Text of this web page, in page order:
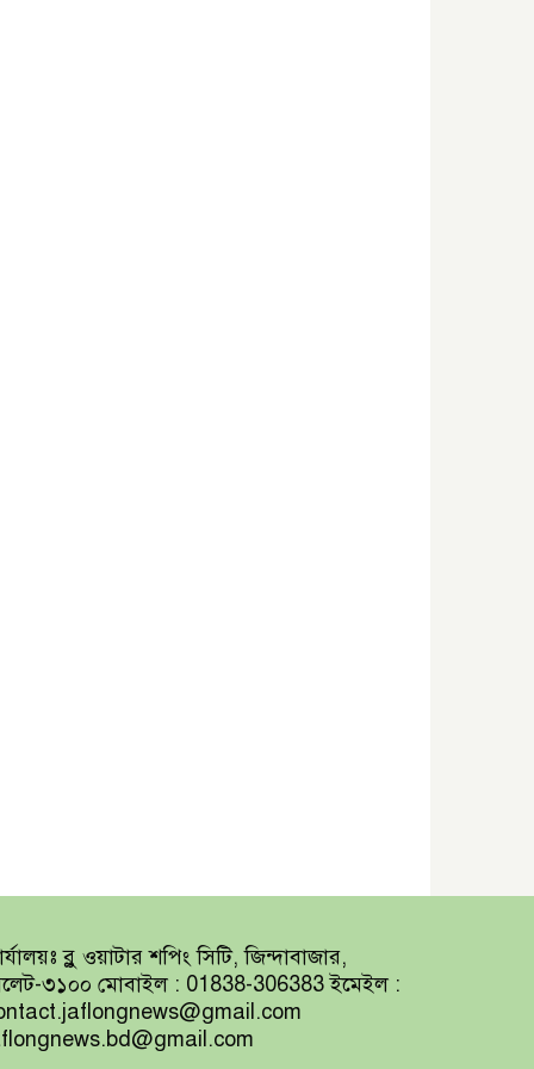
ব্লু ওয়াটার শপিং সিটি, জিন্দাবাজার,
৩১০০ মোবাইল : 01838-306383 ইমেইল :